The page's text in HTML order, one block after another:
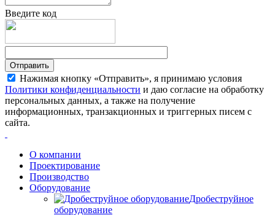
Введите код
Нажимая кнопку «Отправить», я принимаю условия
Политики конфиденциальности и даю согласие на обработку
персональных данных, а также на получение
информационных, транзакционных и триггерных писем с
сайта.
О компании
Проектирование
Производство
Оборудование
Дробеструйное
оборудование